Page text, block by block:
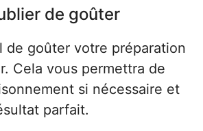
de goûter
de goûter votre préparation
Cela vous permettra de
si nécessaire et
parfait.